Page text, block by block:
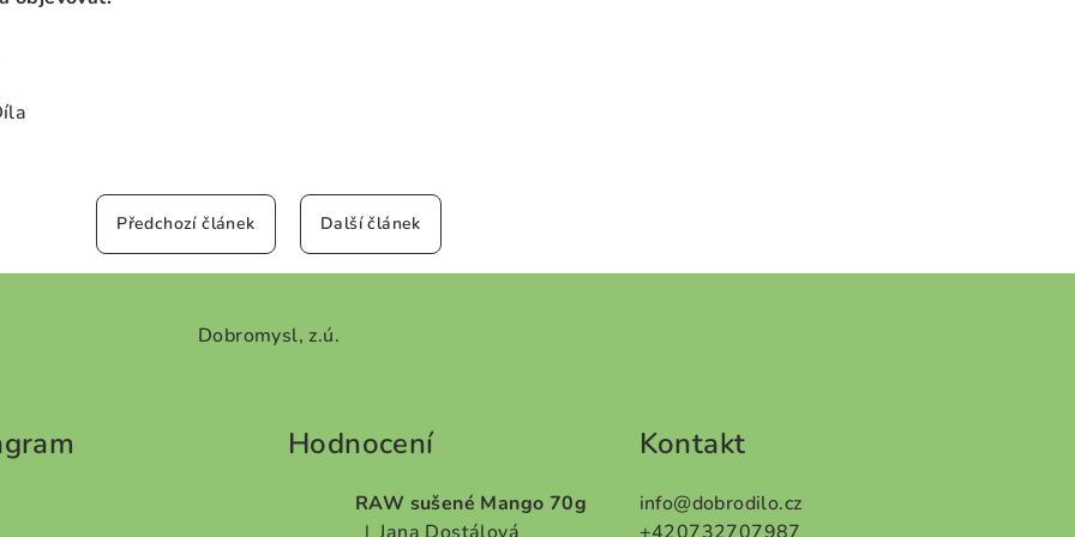
Předchozí článek Další článek
Dobromysl, z.ú.
Hodnocení
RAW sušené Mango 70g
|
Kontakt
info@dobrodilo.cz